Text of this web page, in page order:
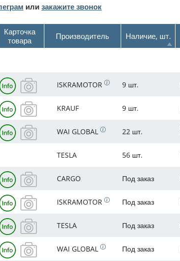
или закажите звонок
Карточка
товара
Производитель Наличие, шт.
ISKRAMOTOR 9 шт.
KRAUF 9 шт.
WAI GLOBAL 22 шт.
TESLA 56 шт.
CARGO Под заказ
ISKRAMOTOR Под заказ
TESLA Под заказ
WAI GLOBAL Под заказ